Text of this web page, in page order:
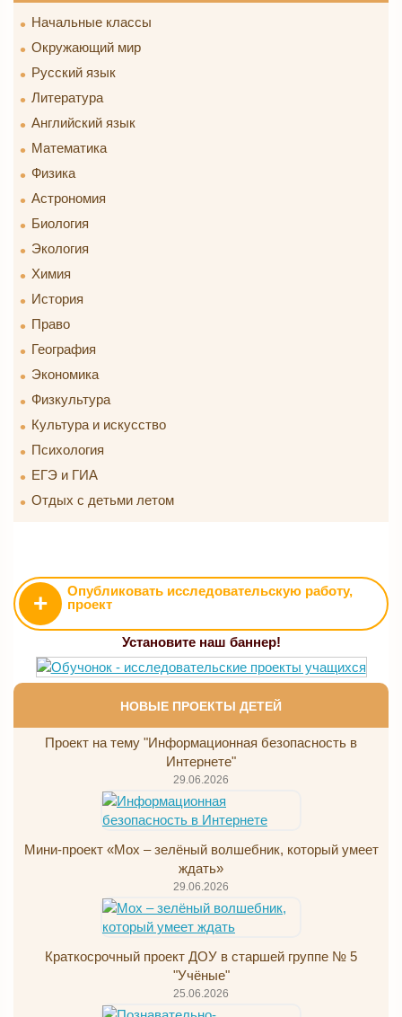
Начальные классы
Окружающий мир
Русский язык
Литература
Английский язык
Математика
Физика
Астрономия
Биология
Экология
Химия
История
Право
География
Экономика
Физкультура
Культура и искусство
Психология
ЕГЭ и ГИА
Отдых с детьми летом
+
Опубликовать исследовательскую работу,
проект
Установите наш баннер!
НОВЫЕ ПРОЕКТЫ ДЕТЕЙ
Проект на тему "Информационная безопасность в
Интернете"
29.06.2026
Мини-проект «Мох – зелёный волшебник, который умеет
ждать»
29.06.2026
Краткосрочный проект ДОУ в старшей группе № 5
"Учёные"
25.06.2026